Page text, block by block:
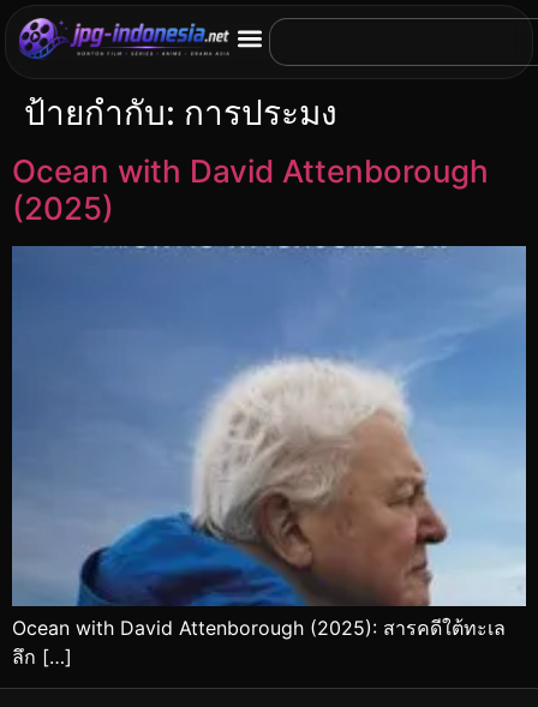
ป้ายกำกับ: การประมง
Ocean with David Attenborough
(2025)
Ocean with David Attenborough (2025): สารคดีใต้ทะเล
ลึก […]